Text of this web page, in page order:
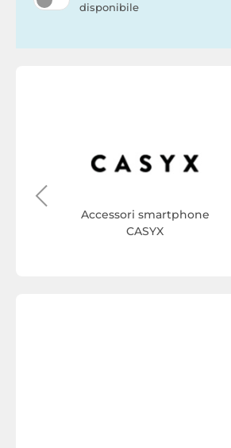
disponibile
Accessori smartphone
CASYX